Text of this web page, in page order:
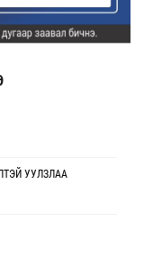
УУЛЗЛАА